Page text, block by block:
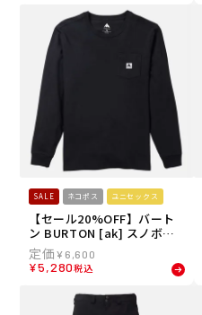
1200 メンズ 男性 25-26
SALE ネコポス ユニセックス
【セール20%OFF】バート
ン BURTON [ak] スノボー
スノボ スノーボード ウェア
長袖 Tシャツ ロンT コルフ
ァックス ロング スリーブ T
シャツ 203931 メンズ レデ
ィース ユニセックス 25-26
¥ 6,600
¥5,280税込